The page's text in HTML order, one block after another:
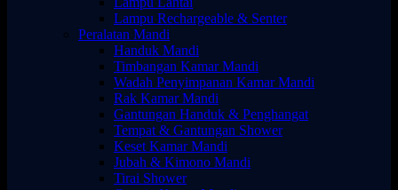
Lampu Rechargeable & Senter
Peralatan Mandi
Handuk Mandi
Timbangan Kamar Mandi
Wadah Penyimpanan Kamar Mandi
Rak Kamar Mandi
Gantungan Handuk & Penghangat
Tempat & Gantungan Shower
Keset Kamar Mandi
Jubah & Kimono Mandi
Tirai Shower